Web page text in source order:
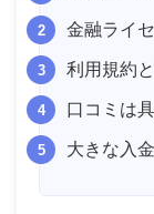
金融ライ
利用規約
口コミは
大きな入